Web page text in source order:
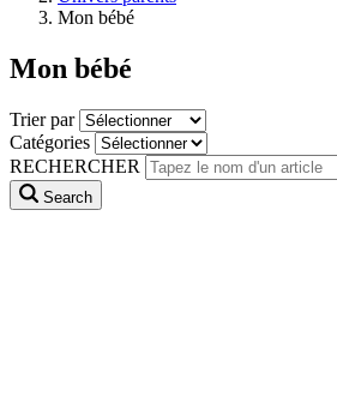
Mon bébé
Mon bébé
Trier par
Catégories
RECHERCHER
Search